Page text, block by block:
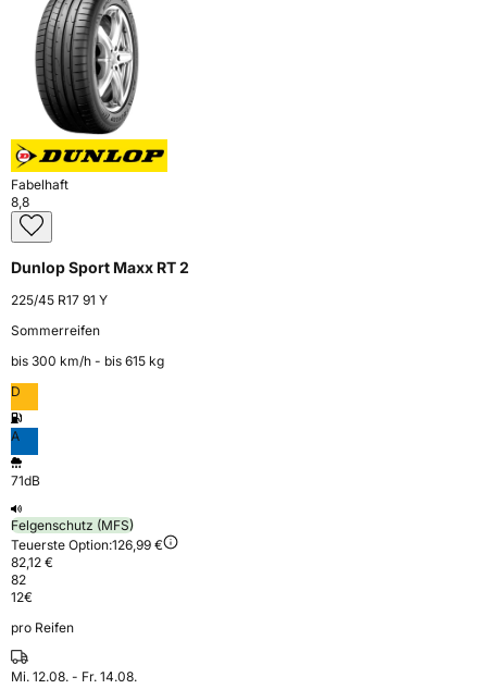
Fabelhaft
8,8
Dunlop Sport Maxx RT 2
225/45 R17 91 Y
Sommerreifen
bis 300 km⁠/⁠h - bis 615 kg
D
A
71dB
Felgenschutz (MFS)
Teuerste Option:126,99 €
82,12 €
82
12€
pro Reifen
Mi. 12.08. - Fr. 14.08.